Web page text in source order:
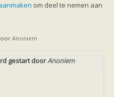
om deel te nemen aan
Anoniem
gestart doorAnoniem